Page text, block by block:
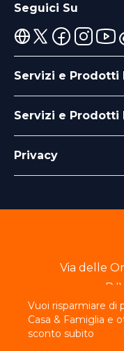
Vuoi risparmiare di
Casa & Famiglia e
sconto subito
Seguici Su
Servizi e Prodotti
Servizi e Prodotti
Privacy
Via delle
© 2025 -